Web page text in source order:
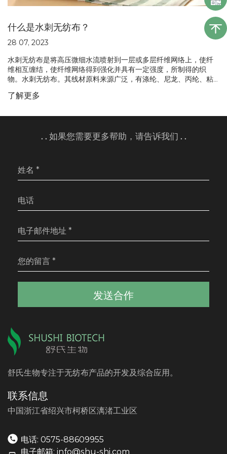
什么是水刺无纺布？
28 07, 2023
水刺无纺布是将高压微细水流喷射到一层或多层纤维网络上，使纤
维相互缠结，使纤维网络得到强化并具有一定强度，所制得的织
物。水刺无纺布。其线材原料来源广泛，有涤纶、尼龙、丙纶、粘
维、海藻纤维等。
了解更多
. . 如果您需要更多帮助，请告诉我们 . .
发送合作
舒氏生物专注于无纺布产品的开发及综合应用。
联系信息
中国浙江省绍兴市柯桥区漓渚工业区
电话: 0575-88609955
电子邮箱: info@shu-shi.com